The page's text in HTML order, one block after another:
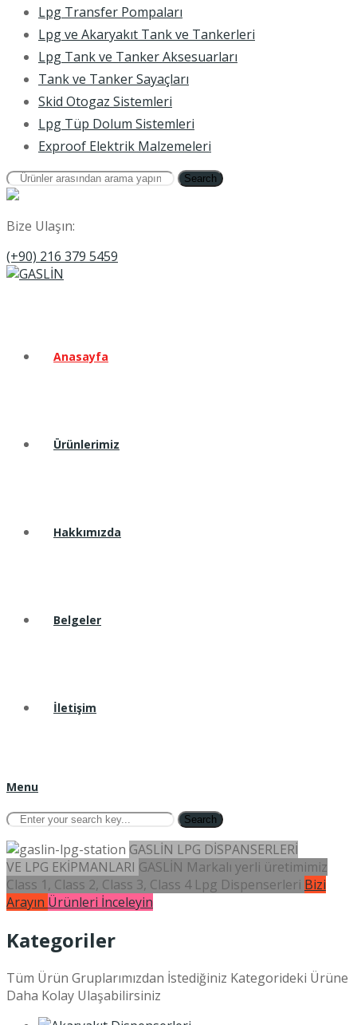
Lpg Transfer Pompaları
Lpg ve Akaryakıt Tank ve Tankerleri
Lpg Tank ve Tanker Aksesuarları
Tank ve Tanker Sayaçları
Skid Otogaz Sistemleri
Lpg Tüp Dolum Sistemleri
Exproof Elektrik Malzemeleri
Search
Bize Ulaşın:
(+90) 216 379 5459
Anasayfa
Ürünlerimiz
Hakkımızda
Belgeler
İletişim
Menu
Search
GASLİN LPG DİSPANSERLERİ
VE LPG EKİPMANLARI GASLİN Markalı yerli üretimimiz
Class 1, Class 2, Class 3, Class 4 Lpg Dispenserleri Bizi
Arayın Ürünleri İnceleyin
Kategoriler
Tüm Ürün Gruplarımızdan İstediğiniz Kategorideki Ürüne
Daha Kolay Ulaşabilirsiniz